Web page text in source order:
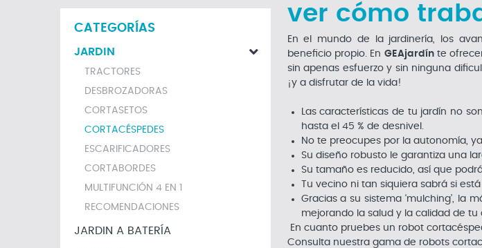
CATEGORÍAS
JARDIN
TRACTORES
DESBROZADORAS
CORTASETOS
CORTACÉSPEDES
ESCARIFICADORES
CORTABORDES
MULTIFUNCIÓN 4 EN 1
RECOMENDACIONES
JARDIN A BATERÍA
ver cómo
En el mundo de la jardinería, los
beneficio propio. En GEAjardínte
sin apenas esfuerzo y sin ninguna
¡y a disfrutar de la vida!
Las características de tu jardín no
hasta el 45 % de desnivel.
No te preocupes por la autonomía,
Su diseño robusto le garantiza una
Su tamaño es reducido, así que
Tu vecino ni tan siquiera sabrá si
Gracias a su sistema ‘mulching’, la
mejorando la salud y la calidad de tu
En cuanto pruebes un robot
Consulta nuestra gama de robots